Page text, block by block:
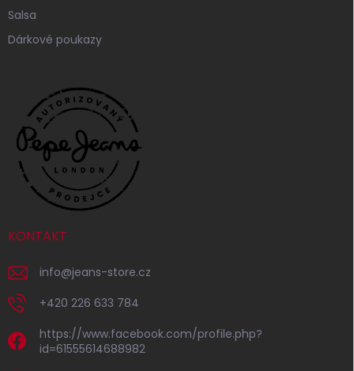
Salsa
Dárkové poukazy
KONTAKT
info@jeans-store.cz
+420 226 633 784
https://www.facebook.com/profile.php?
id=61555614688982